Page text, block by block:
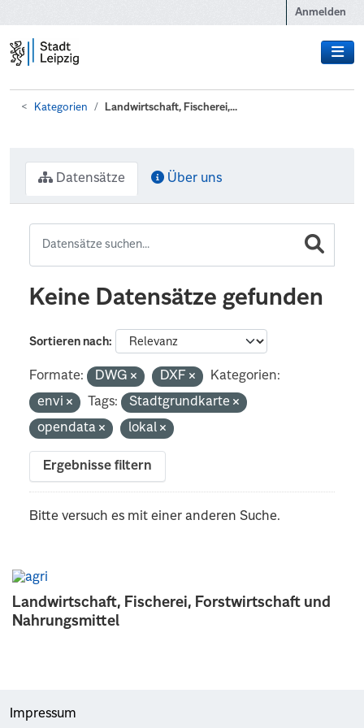
Anmelden
Kategorien Landwirtschaft, Fischerei,...
Landwirtschaft, Fischerei, Forstwirtschaft und
Nahrungsmittel
Datensätze Über uns
Keine Datensätze gefunden
Sortieren nach
Formate: DWG DXF
Kategorien:
envi
Tags:
Stadtgrundkarte
opendata
lokal
Ergebnisse filtern
Bitte versuch es mit einer anderen Suche.
Impressum